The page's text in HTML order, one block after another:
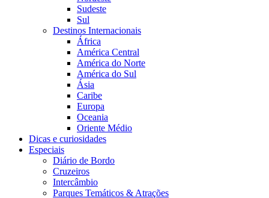
Sudeste
Sul
Destinos Internacionais
África
América Central
América do Norte
América do Sul
Ásia
Caribe
Europa
Oceania
Oriente Médio
Dicas e curiosidades
Especiais
Diário de Bordo
Cruzeiros
Intercâmbio
Parques Temáticos & Atrações